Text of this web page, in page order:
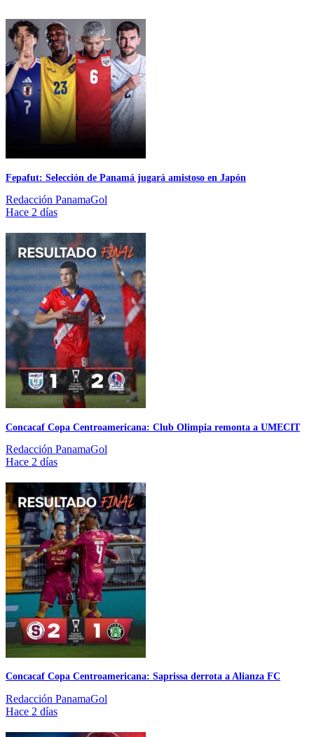
Fepafut: Selección de Panamá jugará amistoso en Japón
Redacción PanamaGol
Hace 2 días
Concacaf Copa Centroamericana: Club Olimpia remonta a UMECIT
Redacción PanamaGol
Hace 2 días
Concacaf Copa Centroamericana: Saprissa derrota a Alianza FC
Redacción PanamaGol
Hace 2 días